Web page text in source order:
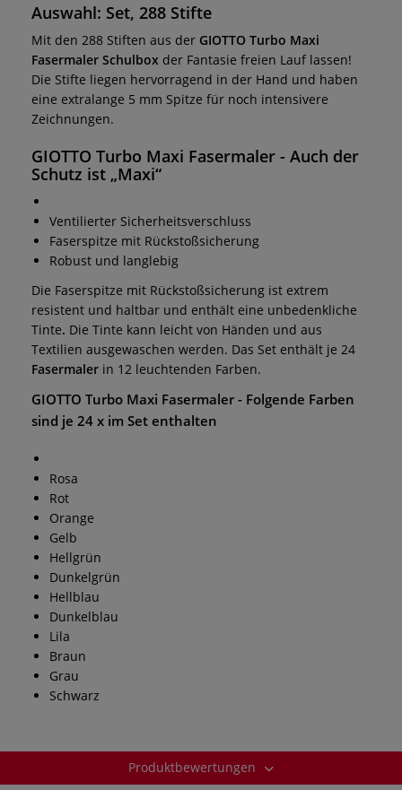
Auswahl: Set, 288 Stifte
Mit den 288 Stiften aus der GIOTTO Turbo Maxi
Fasermaler Schulbox der Fantasie freien Lauf lassen!
Die Stifte liegen hervorragend in der Hand und haben
eine extralange 5 mm Spitze für noch intensivere
Zeichnungen.
GIOTTO Turbo Maxi Fasermaler - Auch der
Schutz ist „Maxi“
Ventilierter Sicherheitsverschluss
Faserspitze mit Rückstoßsicherung
Robust und langlebig
Die Faserspitze mit Rückstoßsicherung ist extrem
resistent und haltbar und enthält eine unbedenkliche
Tinte. Die Tinte kann leicht von Händen und aus
Textilien ausgewaschen werden. Das Set enthält je 24
Fasermaler in 12 leuchtenden Farben.
GIOTTO Turbo Maxi Fasermaler - Folgende Farben
sind je 24 x im Set enthalten
Rosa
Rot
Orange
Gelb
Hellgrün
Dunkelgrün
Hellblau
Dunkelblau
Lila
Braun
Grau
Schwarz
Produktbewertungen